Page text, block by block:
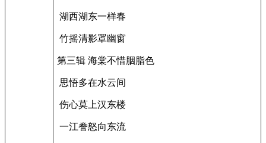
湖西湖东一样春
竹摇清影罩幽窗
第三辑 海棠不惜胭脂色
思悟多在水云间
伤心莫上汉东楼
一江誊怒向东流